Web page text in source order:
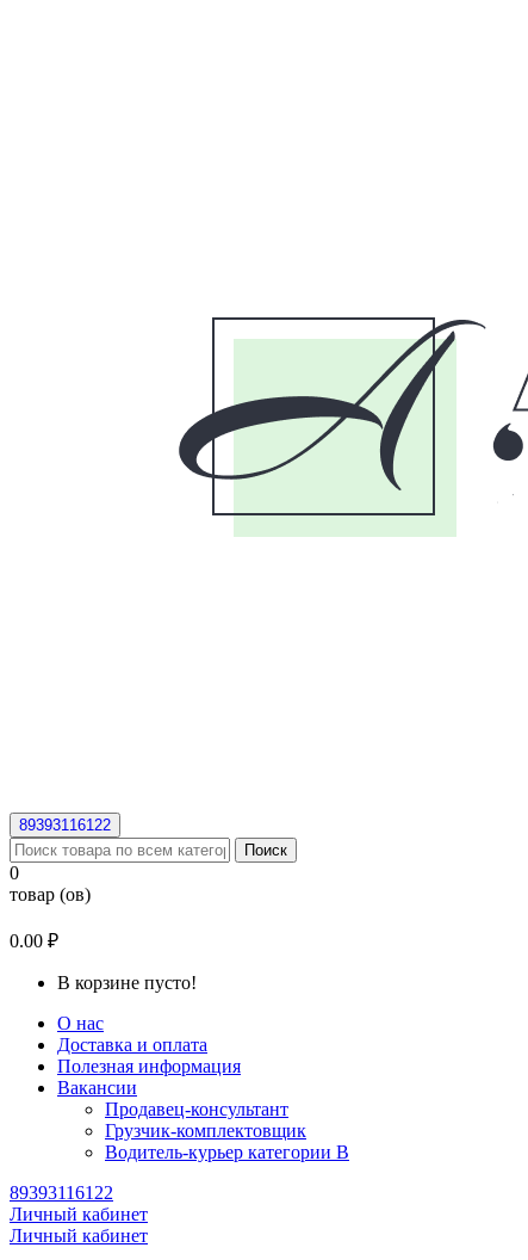
89393116122
Поиск
0
товар (ов)
0.00 ₽
В корзине пусто!
О нас
Доставка и оплата
Полезная информация
Вакансии
Продавец-консультант
Грузчик-комплектовщик
Водитель-курьер категории B
89393116122
Личный кабинет
Личный кабинет